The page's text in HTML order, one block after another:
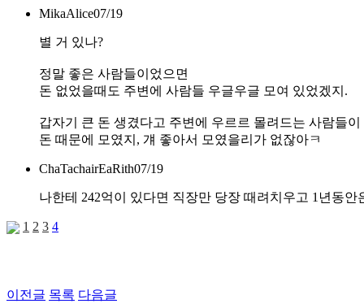
MikaAlice07/19
별 거 있나?
정말 좋은 사람들이었으면
돈 없었을때도 주변에 사람들 우글우글 모여 있었겠지.
갑자기 큰 돈 생겼다고 주변에 우르르 몰려드는 사람들이
돈 때문에 모였지, 걔 좋아서 모였을리가 없잖아ㅋ
ChaTachairEaRith07/19
나한테 242억이 있다면 직장만 당장 때려치우고 1년동
1 2 3 4
이전글 목록 다음글